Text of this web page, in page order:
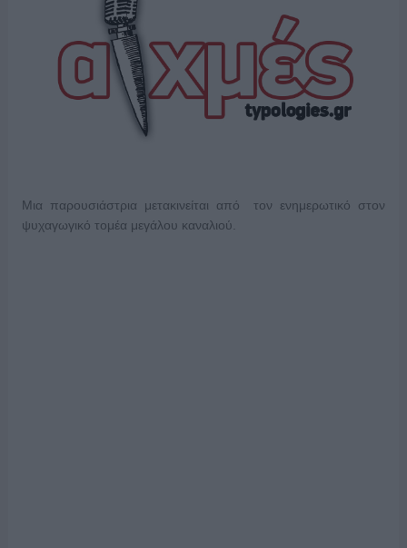
Μια παρουσιάστρια μετακινείται από τον ενημερωτικό στον
ψυχαγωγικό τομέα μεγάλου καναλιού.